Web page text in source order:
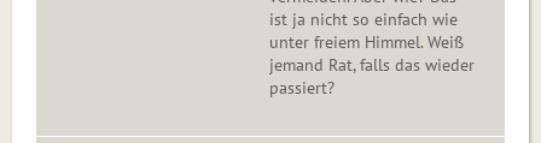
ist ja nicht so einfach wie
unter freiem Himmel. Weiß
jemand Rat, falls das wieder
passiert?